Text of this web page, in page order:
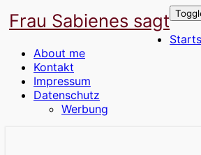
Frau Sabienes sagt
About me
Kontakt
Impressum
Datenschutz
Werbung